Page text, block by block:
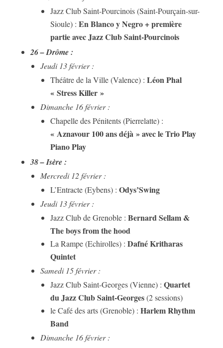
Jazz Club Saint-Pourcinois (Saint-Pourçain-sur-
Sioule) : En Blanco y Negro + première
partie avec Jazz Club Saint-Pourcinois
26 – Drôme :
Jeudi 13 février :
Théâtre de la Ville (Valence) : Léon Phal
« Stress Killer »
Dimanche 16 février :
Chapelle des Pénitents (Pierrelatte) :
« Aznavour 100 ans déjà » avec le Trio Play
Piano Play
38 – Isère :
Mercredi 12 février :
L’Entracte (Eybens) : Odys’Swing
Jeudi 13 février :
Jazz Club de Grenoble : Bernard Sellam &
The boys from the hood
La Rampe (Echirolles) : Dafné Kritharas
Quintet
Samedi 15 février :
Jazz Club Saint-Georges (Vienne) : Quartet
du Jazz Club Saint-Georges(2 sessions)
le Café des arts (Grenoble) : Harlem Rhythm
Band
Dimanche 16 février :